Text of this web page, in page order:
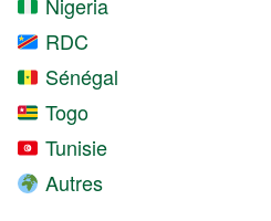
Nigeria
RDC
Sénégal
Togo
Tunisie
Autres